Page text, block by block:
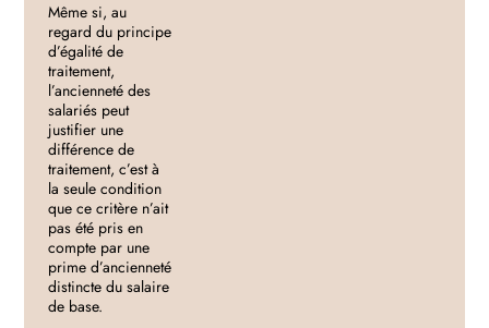
Même si, au
regard du principe
d’égalité de
traitement,
l’ancienneté des
salariés peut
justifier une
différence de
traitement, c’est à
la seule condition
que ce critère n’ait
pas été pris en
compte par une
prime d’ancienneté
distincte du salaire
de base.